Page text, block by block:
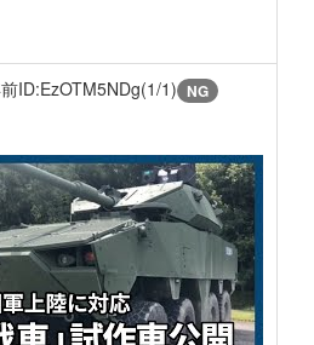
ID:EzOTM5NDg(1/1) NG